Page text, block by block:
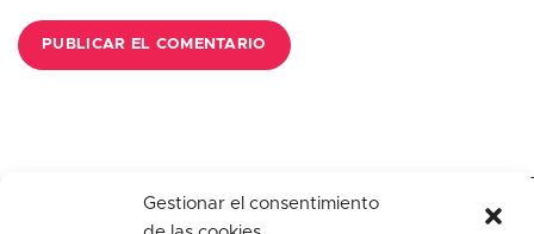
Gestionar el consentimiento